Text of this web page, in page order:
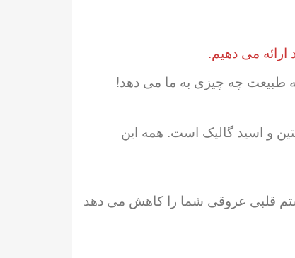
می دهیم.
که طبیعت چه چیزی به ما می دهد!
و اسید گالیک است. همه این
قلبی عروقی شما را کاهش می دهد